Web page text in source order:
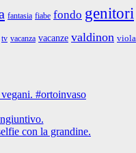
fantasia fiabe fondo genitori
tv vacanza vacanze valdinon viola